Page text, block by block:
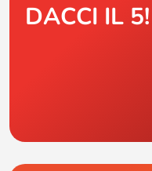
DACCI IL 5!